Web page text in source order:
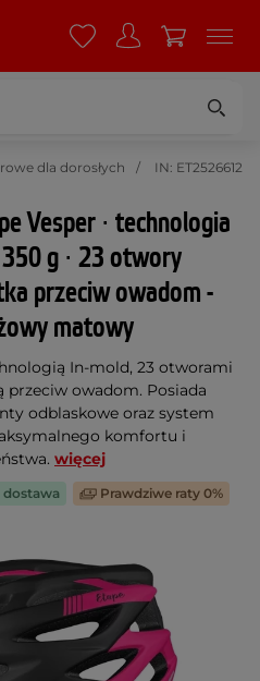
dla dorosłych IN: ET2526612
Vesper ∙ technologia
g ∙ 23 otwory
przeciw owadom -
matowy
In-mold, 23 otworami
owadom. Posiada
odblaskowe oraz system
komfortu i
więcej
Prawdziwe raty 0%